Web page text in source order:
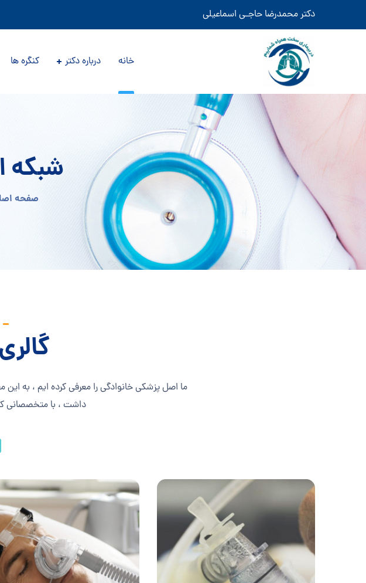
دکتر محمدرضا حاجـی اسماعیلی
خانه درباره دکتر کنگره ها
شبکه
صفحه
ما اصل پزشکی خانوادگی را معرفی کرده ایم ، به
داشت ، با متخصصانی
ونتیلاتور
خانگی Bipap تراکئوستومی